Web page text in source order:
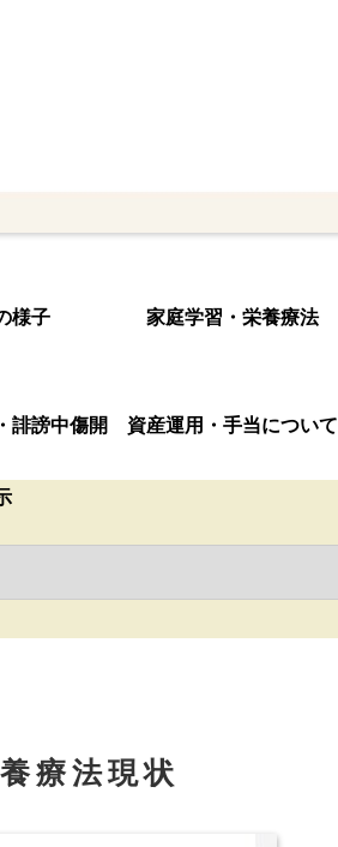
様子 家庭学習・栄養療法
誹謗中傷開 資産運用・手当について
療法現状